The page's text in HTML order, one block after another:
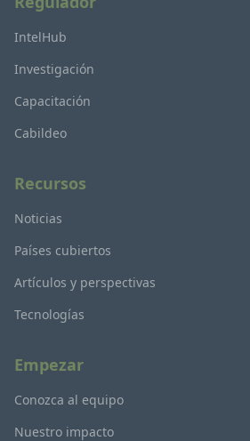
IntelHub
Investigación
Capacitación
Cabildeo
Recursos
Noticias
Países cubiertos
Artículos y perspectivas
Tecnologías
Empezar
Conozca al equipo
Nuestro impacto